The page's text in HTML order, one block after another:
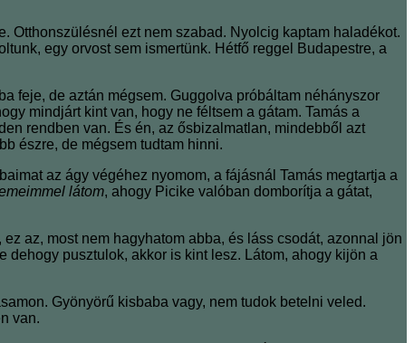
Otthonszülésnél ezt nem szabad. Nyolcig kaptam haladékot.
egy orvost sem ismertünk. Hétfő reggel Budapestre, a
feje, de aztán mégsem. Guggolva próbáltam néhányszor
mindjárt kint van, hogy ne féltsem a gátam. Tamás a
rendben van. És én, az ősbizalmatlan, mindebből azt
észre, de mégsem tudtam hinni.
az ágy végéhez nyomom, a fájásnál Tamás megtartja a
látom, ahogy Picike valóban domborítja a gátat,
az, most nem hagyhatom abba, és láss csodát, azonnal jön
pusztulok, akkor is kint lesz. Látom, ahogy kijön a
Gyönyörű kisbaba vagy, nem tudok betelni veled.
van.